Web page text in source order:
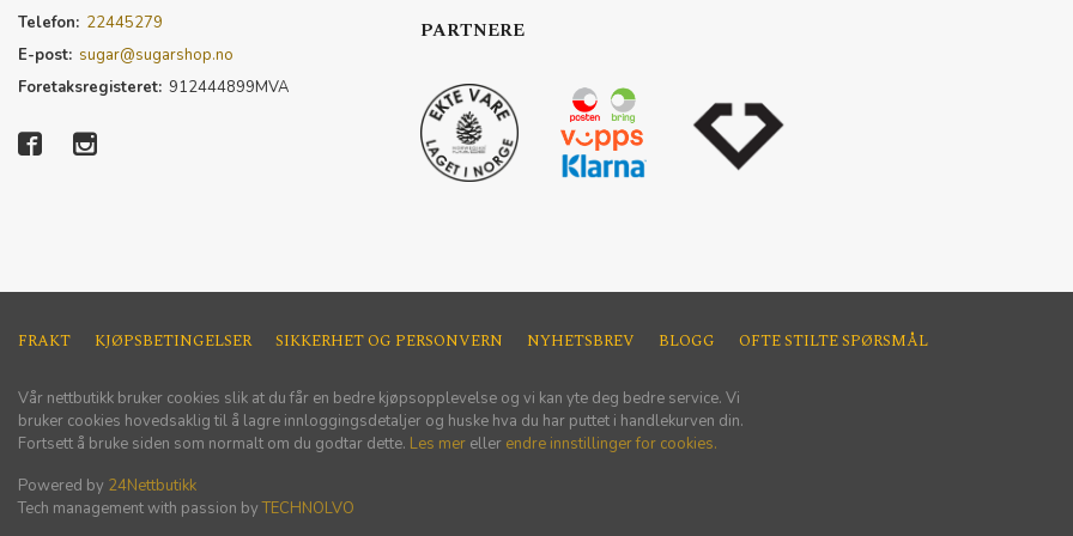
Telefon: 22445279
E-post: sugar@sugarshop.no
Foretaksregisteret: 912444899MVA
PARTNERE
FRAKT KJØPSBETINGELSER SIKKERHET OG PERSONVERN NYHETSBREV BLOGG OFTE STILTE SPØRSMÅL
Vår nettbutikk bruker cookies slik at du får en bedre kjøpsopplevelse og vi kan yte deg bedre service. Vi
bruker cookies hovedsaklig til å lagre innloggingsdetaljer og huske hva du har puttet i handlekurven din.
Fortsett å bruke siden som normalt om du godtar dette. Les mer eller endre innstillinger for cookies.
Powered by 24Nettbutikk
Tech management with passion byTECHNOLVO